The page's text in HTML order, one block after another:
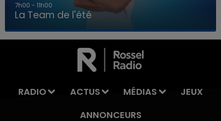
LA TEAM DE L'ÉTÉ
7h00 - 11h00
La Team de l'été
RADIO ACTUS MÉDIAS
JEUX
ANNONCEURS